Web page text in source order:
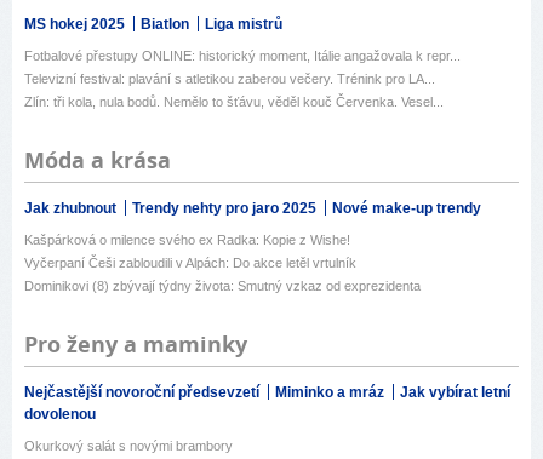
MS hokej 2025 Biatlon Liga mistrů
Fotbalové přestupy ONLINE: historický moment, Itálie angažovala k repr...
Televizní festival: plavání s atletikou zaberou večery. Trénink pro LA...
Zlín: tři kola, nula bodů. Nemělo to šťávu, věděl kouč Červenka. Vesel...
Móda a krása
Jak zhubnout Trendy nehty pro jaro 2025 Nové make-up trendy
Kašpárková o milence svého ex Radka: Kopie z Wishe!
Vyčerpaní Češi zabloudili v Alpách: Do akce letěl vrtulník
Dominikovi (8) zbývají týdny života: Smutný vzkaz od exprezidenta
Pro ženy a maminky
Nejčastější novoroční předsevzetí Miminko a mráz
Jak vybírat letní
dovolenou
Okurkový salát s novými brambory